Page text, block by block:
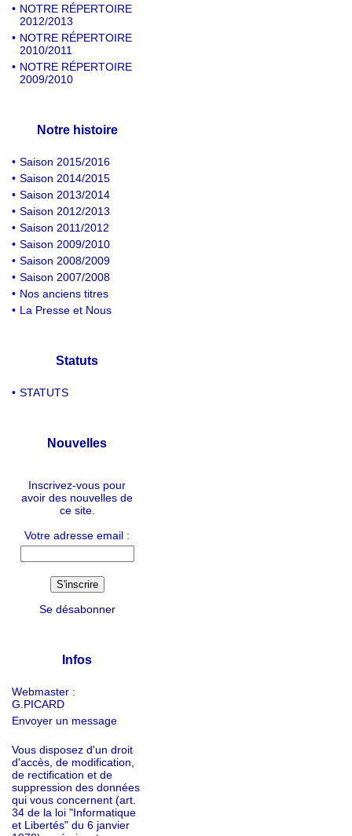
• NOTRE RÉPERTOIRE
2012/2013
• NOTRE RÉPERTOIRE
2010/2011
• NOTRE RÉPERTOIRE
2009/2010
Notre histoire
• Saison 2015/2016
• Saison 2014/2015
• Saison 2013/2014
• Saison 2012/2013
• Saison 2011/2012
• Saison 2009/2010
• Saison 2008/2009
• Saison 2007/2008
• Nos anciens titres
• La Presse et Nous
Statuts
• STATUTS
Nouvelles
Inscrivez-vous pour
avoir des nouvelles de
ce site.
Votre adresse email :
Se désabonner
Infos
Webmaster :
G.PICARD
Envoyer un message
Vous disposez d'un droit
d'accès, de modification,
de rectification et de
suppression des données
qui vous concernent (art.
34 de la loi "Informatique
et Libertés" du 6 janvier